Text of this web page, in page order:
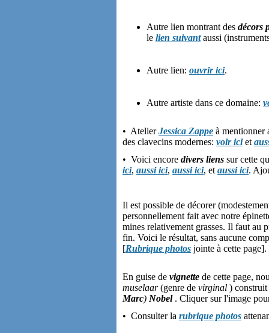
Autre lien montrant des décors
le lien suivantaussi
Autre lien: ouvrir ici.
Autre artiste dans ce domaine:
• AtelierJessica Zappe à mentionner
des clavecins modernes: voir iciet
• Voici encore divers liens sur cette
ici, aussi ici, aussi ici, et aussi ici.
Il est possible de décorer
personnellement fait avec notre
mines relativement grasses. Il faut au
fin. Voici le résultat, sans aucune
[Rubrique photos jointe à cette page].
En guise de vignette de cette page,
muselaar(genre de virginal )
Marc) Nobel . Cliquer sur l'image
• Consulter la rubrique photos